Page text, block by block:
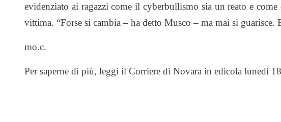
evidenziato ai ragazzi come il cyberbullismo sia un reato e
vittima. “Forse si cambia – ha detto Musco – ma mai si guarisce.
mo.c.
Per saperne di più, leggi il Corriere di Novara in edicola lunedì